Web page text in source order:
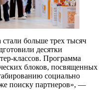
больше трех тысяч
десятки
классов. Программа
блоков, посвященных
социально
поиску партнеров», —